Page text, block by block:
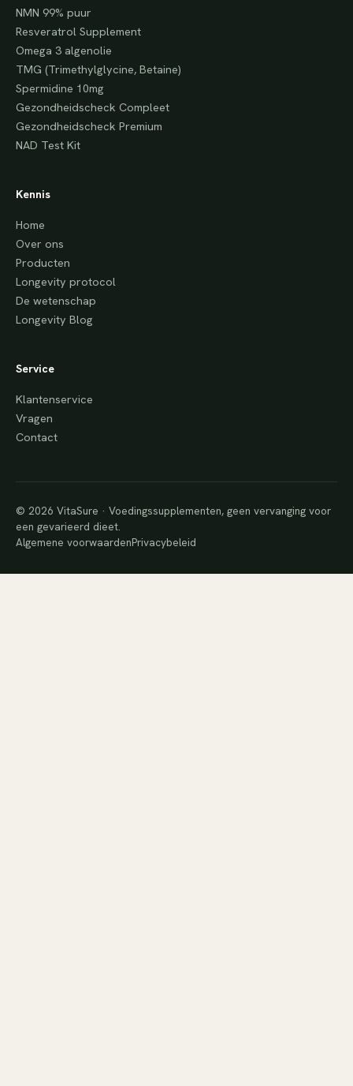
NMN 99% puur
Resveratrol Supplement
Omega 3 algenolie
TMG (Trimethylglycine, Betaine)
Spermidine 10mg
Gezondheidscheck Compleet
Gezondheidscheck Premium
NAD Test Kit
Kennis
Home
Over ons
Producten
Longevity protocol
De wetenschap
Longevity Blog
Service
Klantenservice
Vragen
Contact
© 2026 VitaSure · Voedingssupplementen, geen vervanging voor
een gevarieerd dieet.
Algemene voorwaardenPrivacybeleid